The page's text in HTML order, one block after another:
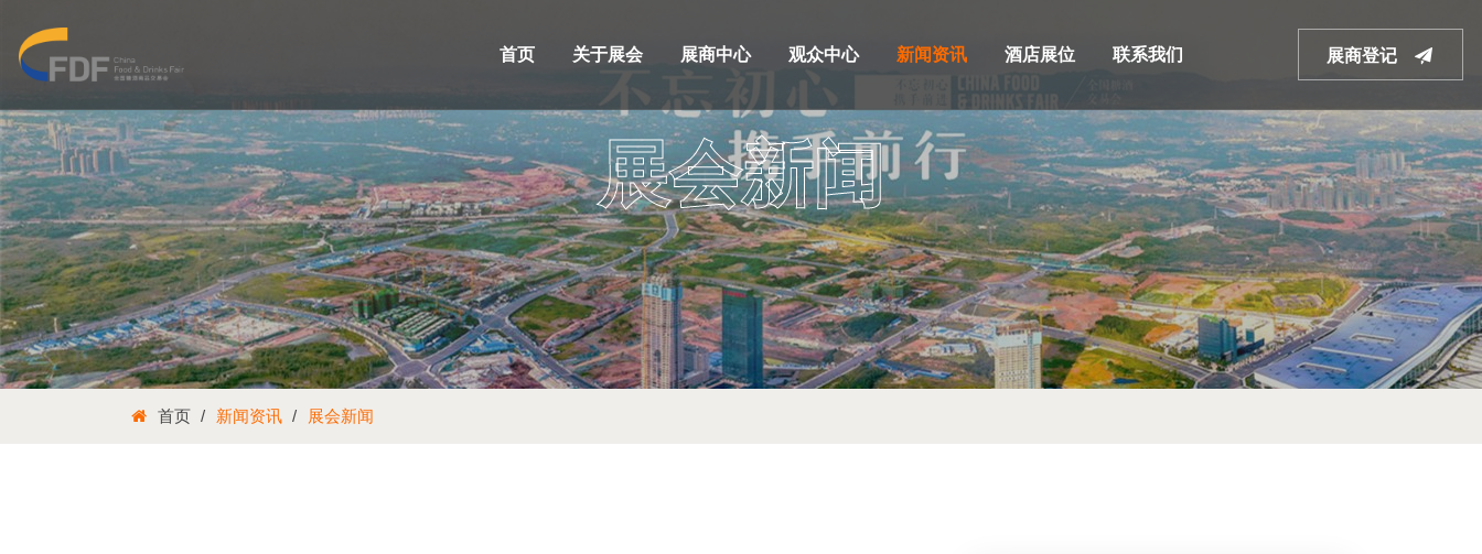
首页 关于展会 展商中心 观众中心 新闻资讯 酒店展位 联系我们 展商登记
展会新闻
首页 新闻资讯 展会新闻